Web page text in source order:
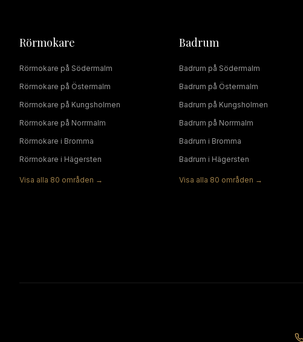
Rörmokare
Rörmokare på Södermalm
Rörmokare på Östermalm
Rörmokare på Kungsholmen
Rörmokare på Norrmalm
Rörmokare i Bromma
Rörmokare i Hägersten
Visa alla 80 områden →
Badrum
Badrum på Södermalm
Badrum på Östermalm
Badrum på Kungsholmen
Badrum på Norrmalm
Badrum i Bromma
Badrum i Hägersten
Visa alla 80 områden →